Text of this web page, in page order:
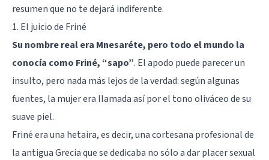
resumen que no te dejará indiferente.
1. El juicio de Friné
Su nombre real era Mnesaréte, pero todo el mundo la
conocía como Friné, “sapo”. El apodo puede parecer un
insulto, pero nada más lejos de la verdad: según algunas
fuentes, la mujer era llamada así por el tono oliváceo de su
suave piel.
Friné era una hetaira, es decir, una cortesana profesional de
la antigua Grecia que se dedicaba no sólo a dar placer sexual